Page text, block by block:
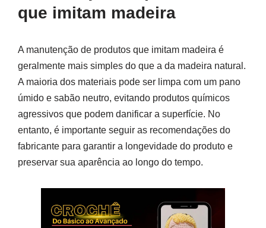
que imitam madeira
A manutenção de produtos que imitam madeira é
geralmente mais simples do que a da madeira natural.
A maioria dos materiais pode ser limpa com um pano
úmido e sabão neutro, evitando produtos químicos
agressivos que podem danificar a superfície. No
entanto, é importante seguir as recomendações do
fabricante para garantir a longevidade do produto e
preservar sua aparência ao longo do tempo.